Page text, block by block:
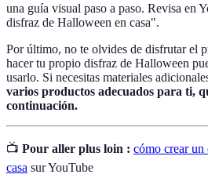
una guía visual paso a paso. Revisa en
disfraz de Halloween en casa".
Por último, no te olvides de disfrutar el
hacer tu propio disfraz de Halloween
usarlo. Si necesitas materiales
varios productos adecuados para ti,
continuación.
📺 Pour aller plus loin : cómo crear
casa sur YouTube